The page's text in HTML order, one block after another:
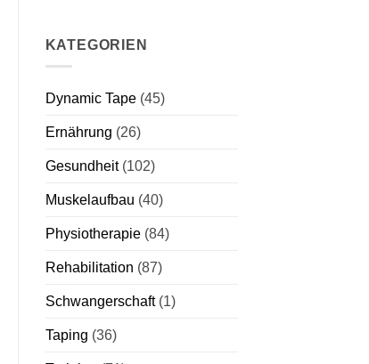
KATEGORIEN
Dynamic Tape(45)
Ernährung (26)
Gesundheit(102)
Muskelaufbau (40)
Physiotherapie(84)
Rehabilitation (87)
Schwangerschaft(1)
Taping (36)